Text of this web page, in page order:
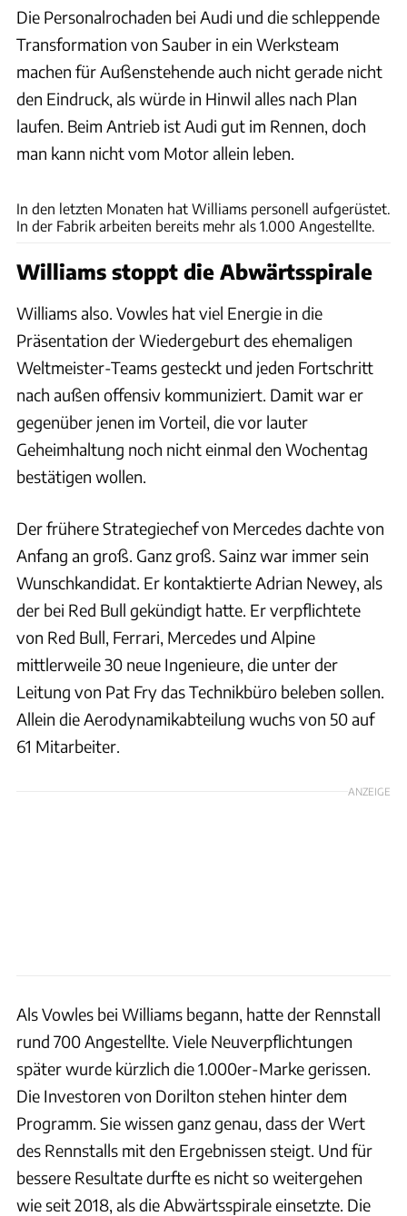
Die Personalrochaden bei Audi und die schleppende
Transformation von Sauber in ein Werksteam
machen für Außenstehende auch nicht gerade nicht
den Eindruck, als würde in Hinwil alles nach Plan
laufen. Beim Antrieb ist Audi gut im Rennen, doch
man kann nicht vom Motor allein leben.
In den letzten Monaten hat Williams personell aufgerüstet.
In der Fabrik arbeiten bereits mehr als 1.000 Angestellte.
Williams stoppt die Abwärtsspirale
Williams also. Vowles hat viel Energie in die
Präsentation der Wiedergeburt des ehemaligen
Weltmeister-Teams gesteckt und jeden Fortschritt
nach außen offensiv kommuniziert. Damit war er
gegenüber jenen im Vorteil, die vor lauter
Geheimhaltung noch nicht einmal den Wochentag
bestätigen wollen.
Der frühere Strategiechef von Mercedes dachte von
Anfang an groß. Ganz groß. Sainz war immer sein
Wunschkandidat. Er kontaktierte Adrian Newey, als
der bei Red Bull gekündigt hatte. Er verpflichtete
von Red Bull, Ferrari, Mercedes und Alpine
mittlerweile 30 neue Ingenieure, die unter der
Leitung von Pat Fry das Technikbüro beleben sollen.
Allein die Aerodynamikabteilung wuchs von 50 auf
61 Mitarbeiter.
ANZEIGE
Als Vowles bei Williams begann, hatte der Rennstall
rund 700 Angestellte. Viele Neuverpflichtungen
später wurde kürzlich die 1.000er-Marke gerissen.
Die Investoren von Dorilton stehen hinter dem
Programm. Sie wissen ganz genau, dass der Wert
des Rennstalls mit den Ergebnissen steigt. Und für
bessere Resultate durfte es nicht so weitergehen
wie seit 2018, als die Abwärtsspirale einsetzte. Die